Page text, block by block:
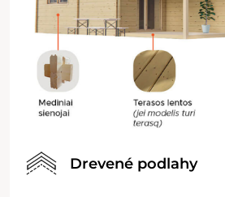
Drevené podlahy